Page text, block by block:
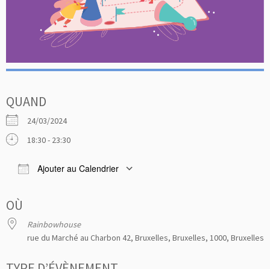
QUAND
24/03/2024
18:30 - 23:30
Ajouter au Calendrier
OÙ
Rainbowhouse
rue du Marché au Charbon 42, Bruxelles, Bruxelles, 1000, Bruxelles